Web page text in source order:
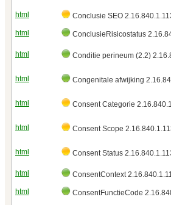
html
Conclusie SEO
html
ConclusieRisicostatus
html Conditie perineum (2.2)
html Congenitale afwijking
html Consent Categorie
html Consent Scope
html Consent Status
html
ConsentContext
html
ConsentFunctieCode